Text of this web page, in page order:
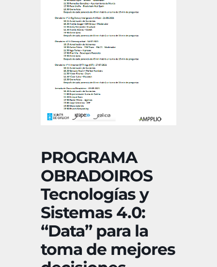
PROGRAMA
OBRADOIROS
Tecnologías y
Sistemas 4.0:
“Data” para la
toma de mejores